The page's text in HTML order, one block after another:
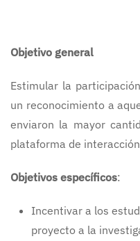
Objetivo general
Estimular la
un reconocimiento a
enviaron la mayor
plataforma de
Objetivos específicos:
Incentivar a los
proyecto a la